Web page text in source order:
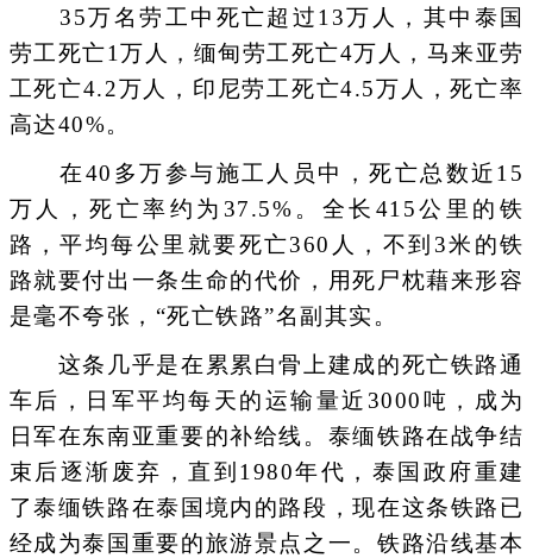
35万名劳工中死亡超过13万人，其中泰国
劳工死亡1万人，缅甸劳工死亡4万人，马来亚劳
工死亡4.2万人，印尼劳工死亡4.5万人，死亡率
高达40%。
在40多万参与施工人员中，死亡总数近15
万人，死亡率约为37.5%。全长415公里的铁
路，平均每公里就要死亡360人，不到3米的铁
路就要付出一条生命的代价，用死尸枕藉来形容
是毫不夸张，“死亡铁路”名副其实。
这条几乎是在累累白骨上建成的死亡铁路通
车后，日军平均每天的运输量近3000吨，成为
日军在东南亚重要的补给线。泰缅铁路在战争结
束后逐渐废弃，直到1980年代，泰国政府重建
了泰缅铁路在泰国境内的路段，现在这条铁路已
经成为泰国重要的旅游景点之一。铁路沿线基本